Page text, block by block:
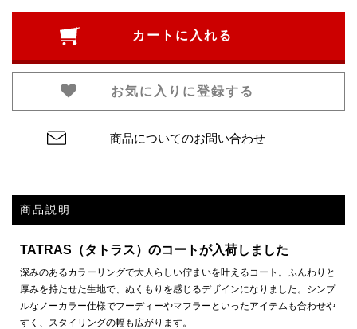
カートに入れる
お気に入りに登録する
商品についてのお問い合わせ
商品説明
TATRAS（タトラス）のコートが入荷しました
深みのあるカラーリングで大人らしい佇まいを叶えるコート。ふんわりと
厚みを持たせた生地で、ぬくもりを感じるデザインになりました。シンプ
ルなノーカラー仕様でフーディーやマフラーといったアイテムも合わせや
すく、スタイリングの幅も広がります。